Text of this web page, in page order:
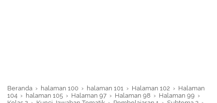
Beranda › halaman 100 › halaman 101 › Halaman 102 › Halaman
104 › halaman 105 › Halaman 97 › Halaman 98 › Halaman 99 ›